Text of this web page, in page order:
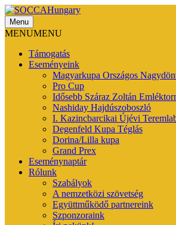
SOCCAHungary
Menu
MENUMENU
Támogatás
Eseményeink
Magyarkupa Országos
Pro Cup
Idősebb Száraz Zoltán
Nashiday Hajdúszoboszló
I. Kazincbarcikai Újévi
Degenfeld Kupa Téglás
Dorina/Lilla kupa
Grand Prex
Eseménynaptár
Rólunk
Szabályok
A nemzetközi szövetség
Együttműködő partnereink
Szponzoraink